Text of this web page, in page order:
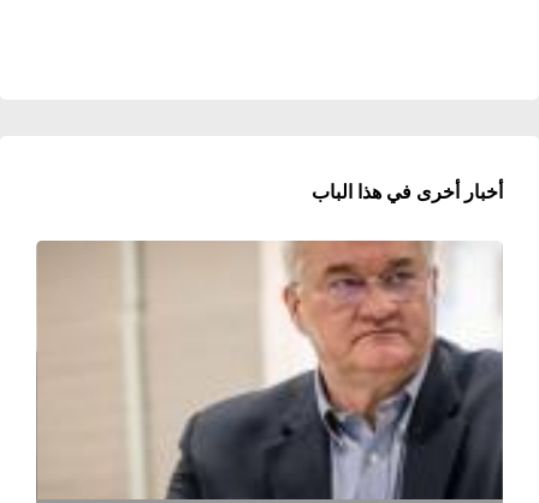
أخبار أخرى في هذا الباب